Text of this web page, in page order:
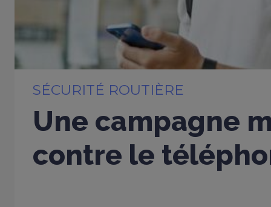
SÉCURITÉ ROUTIÈRE
Une campagne
contre le